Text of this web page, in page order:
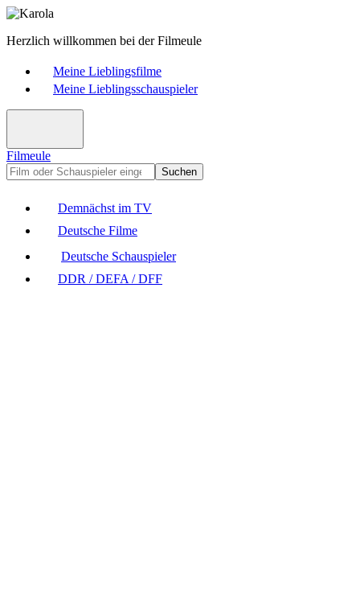
Herzlich willkommen bei der Filmeule
Meine Lieblingsfilme
Meine Lieblingsschauspieler
Filmeule
Suchen
Demnächst im TV
Deutsche Filme
Deutsche Schauspieler
DDR / DEFA / DFF